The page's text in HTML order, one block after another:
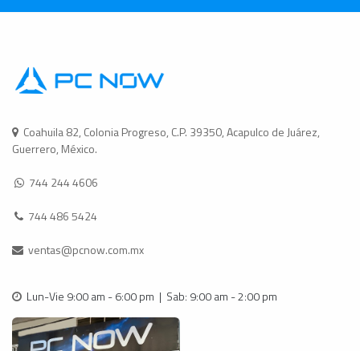
Coahuila 82, Colonia Progreso, C.P. 39350, Acapulco de Juárez,
Guerrero, México.
744 244 4606
744 486 5424
ventas@pcnow.com.mx
Lun-Vie 9:00 am - 6:00 pm | Sab: 9:00 am - 2:00 pm